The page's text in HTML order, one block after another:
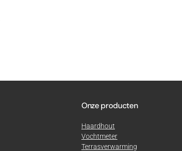
Onze producten
Haardhout
Vochtmeter
Terrasverwarming